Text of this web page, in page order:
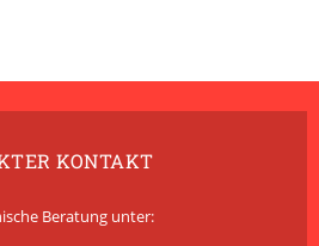
KONTAKT
Beratung unter: